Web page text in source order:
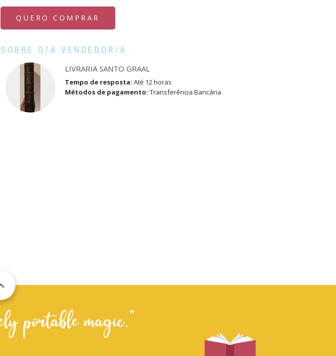
QUERO COMPRAR
SOBRE O/A VENDEDOR/A
LIVRARIA SANTO GRAAL
Tempo de resposta: Até 12 horas
Métodos de pagamento: Transferência Bancária